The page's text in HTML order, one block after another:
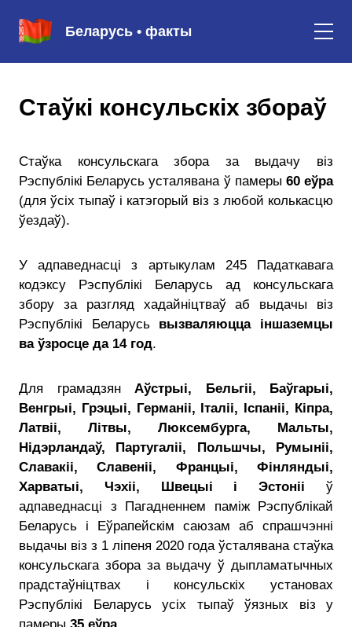
Беларусь • факты
Cтаўкі консульскіх збораў
Стаўка консульскага збора за выдачу віз
Рэспублікі Беларусь усталявана ў памеры 60 еўра
(для ўсіх тыпаў і катэгорый віз з любой колькасцю
ўездаў).
У адпаведнасці з артыкулам 245 Падаткавага
кодэксу Рэспублікі Беларусь ад консульскага
збору за разгляд хадайніцтваў аб выдачы віз
Рэспублікі Беларусь вызваляюцца іншаземцы
ва ўзросце да 14 год.
Для грамадзян Аўстрыі, Бельгіі, Баўгарыі,
Венгрыі, Грэцыі, Германіі, Італіі, Іспаніі, Кіпра,
Латвіі, Літвы, Люксембурга, Мальты,
Нідэрландаў, Партугаліі, Польшчы, Румыніі,
Славакіі, Славеніі, Францыі, Фінляндыі,
Харватыі, Чэхіі, Швецыі і Эстоніі ў
адпаведнасці з Пагадненнем паміж Рэспублікай
Беларусь і Еўрапейскім саюзам аб спрашчэнні
выдачы віз з 1 ліпеня 2020 года ўсталявана стаўка
консульскага збора за выдачу ў дыпламатычных
прадстаўніцтвах і консульскіх установах
Рэспублікі Беларусь усіх тыпаў ўязных віз у